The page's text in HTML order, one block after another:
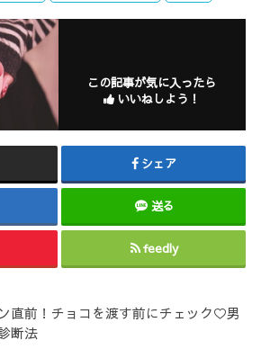
この記事が気に入ったら
いいねしよう！
シェア
送る
feedly
直前！チョコを渡す前にチェック♡男
断法